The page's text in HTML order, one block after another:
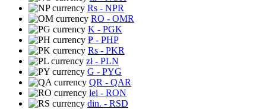
Rs - NPR
RO - OMR
K - PGK
₱ - PHP
Rs - PKR
zł- PLN
G - PYG
QR - QAR
lei - RON
din. - RSD